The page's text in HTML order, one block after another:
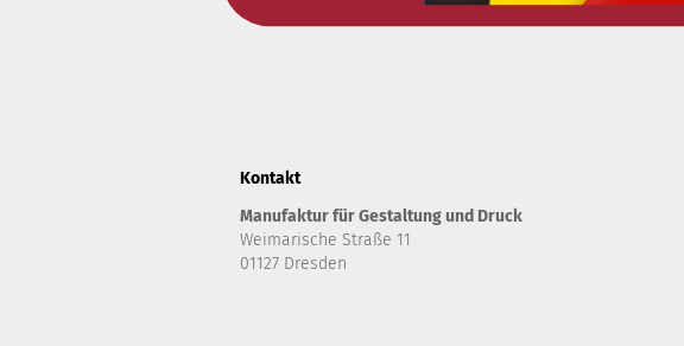
Kontakt
Manufaktur für Gestaltung und Druck
Weimarische Straße 11
01127 Dresden